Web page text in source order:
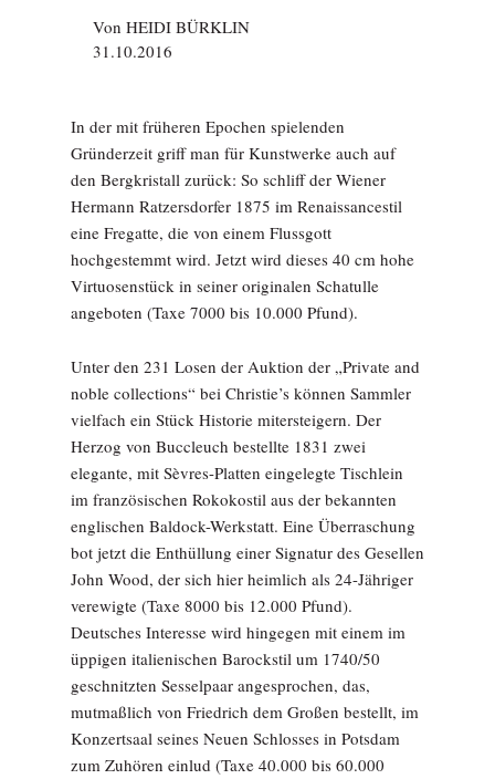
Von HEIDI BÜRKLIN
31.10.2016
In der mit früheren Epochen spielenden
Gründerzeit griff man für Kunstwerke auch auf
den Bergkristall zurück: So schliff der Wiener
Hermann Ratzersdorfer 1875 im Renaissancestil
eine Fregatte, die von einem Flussgott
hochgestemmt wird. Jetzt wird dieses 40 cm hohe
Virtuosenstück in seiner originalen Schatulle
angeboten (Taxe 7000 bis 10.000 Pfund).
Unter den 231 Losen der Auktion der „Private and
noble collections“ bei Christie’s können Sammler
vielfach ein Stück Historie mitersteigern. Der
Herzog von Buccleuch bestellte 1831 zwei
elegante, mit Sèvres-Platten eingelegte Tischlein
im französischen Rokokostil aus der bekannten
englischen Baldock-Werkstatt. Eine Überraschung
bot jetzt die Enthüllung einer Signatur des Gesellen
John Wood, der sich hier heimlich als 24-Jähriger
verewigte (Taxe 8000 bis 12.000 Pfund).
Deutsches Interesse wird hingegen mit einem im
üppigen italienischen Barockstil um 1740/50
geschnitzten Sesselpaar angesprochen, das,
mutmaßlich von Friedrich dem Großen bestellt, im
Konzertsaal seines Neuen Schlosses in Potsdam
zum Zuhören einlud (Taxe 40.000 bis 60.000